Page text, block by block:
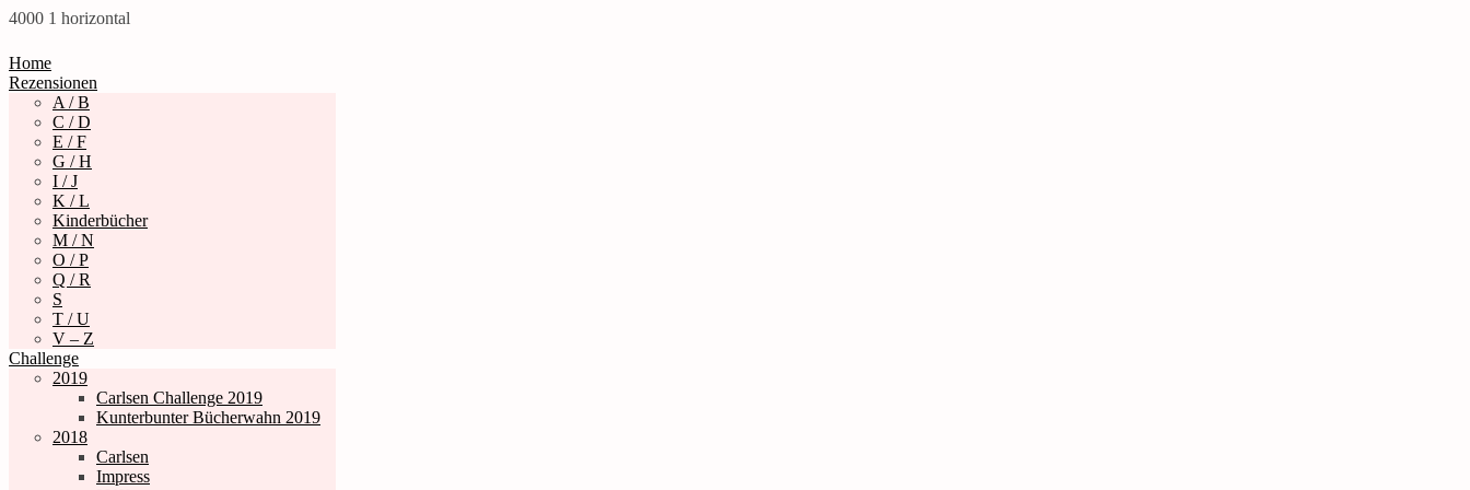
4000 1 horizontal
Home
Rezensionen
A / B
C / D
E / F
G / H
I / J
K / L
Kinderbücher
M / N
O / P
Q / R
S
T / U
V – Z
Challenge
2019
Carlsen Challenge 2019
Kunterbunter Bücherwahn 2019
2018
Carlsen
Impress